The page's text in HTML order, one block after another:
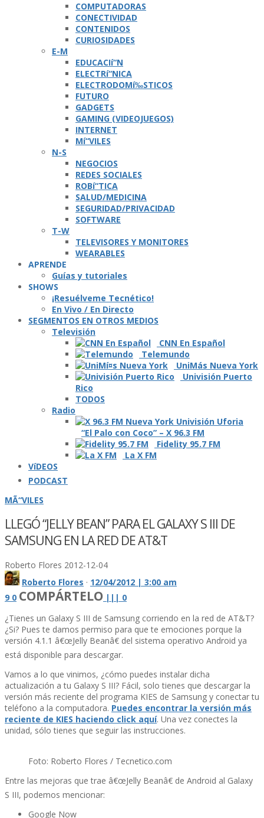
COMPUTADORAS
CONECTIVIDAD
CONTENIDOS
CURIOSIDADES
E-M
EDUCACIí“N
ELECTRí“NICA
ELECTRODOMí‰STICOS
FUTURO
GADGETS
GAMING (VIDEOJUEGOS)
INTERNET
Mí“VILES
N-S
NEGOCIOS
REDES SOCIALES
ROBí“TICA
SALUD/MEDICINA
SEGURIDAD/PRIVACIDAD
SOFTWARE
T-W
TELEVISORES Y MONITORES
WEARABLES
APRENDE
Guí­as y tutoriales
SHOWS
¡Resuélveme Tecnético!
En Vivo / En Directo
SEGMENTOS EN OTROS MEDIOS
Televisión
CNN En Español
Telemundo
UniMás Nueva York
Univisión Puerto
Rico
TODOS
Radio
“El Palo con Coco” – X 96.3 FM
Fidelity 95.7 FM
La X FM
VíDEOS
PODCAST
MÃ“VILES
LLEGÓ “JELLY BEAN” PARA EL GALAXY S III DE
SAMSUNG EN LA RED DE AT&T
Roberto Flores 2012-12-04
Roberto Flores · 12/04/2012 | 3:00 am
9 0 COMPÁRTELO | | | 0
¿Tienes un Galaxy S III de Samsung corriendo en la red de AT&T?
¿Si? Pues te damos permiso para que te emociones porque la
versión 4.1.1 â€œJelly Beanâ€ del sistema operativo Android ya
está disponible para descargar.
Vamos a lo que vinimos, ¿cómo puedes instalar dicha
actualización a tu Galaxy S III? Fácil, solo tienes que descargar la
versión más reciente del programa KIES de Samsung y conectar tu
teléfono a la computadora. Puedes encontrar la versión más
reciente de KIES haciendo click aquí­. Una vez conectes la
unidad, sólo tienes que seguir las instrucciones.
Foto: Roberto Flores / Tecnetico.com
Entre las mejoras que trae â€œJelly Beanâ€ de Android al Galaxy
S III, podemos mencionar:
Google Now